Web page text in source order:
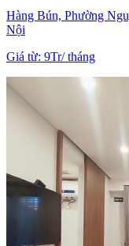
Hàng Bún, Phường
Nội
Giá từ: 9Tr/tháng